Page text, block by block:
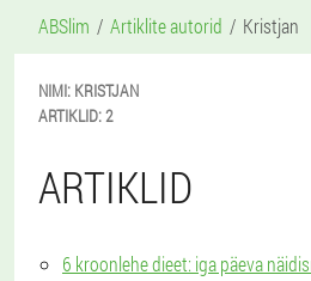
ABSlim Artiklite autorid Kristjan
NIMI: KRISTJAN
ARTIKLID:2
ARTIKLID
6 kroonlehe dieet: iga päeva